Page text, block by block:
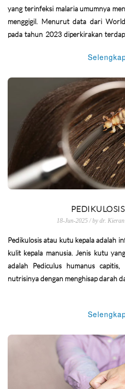
yang terinfeksi malaria umumnya
menggigil. Menurut data dari
pada tahun 2023 diperkirakan
dijumpai pada daerah beriklim tropis
18-Jun-2025 / by dr.
Pedikulosis atau kutu kepala adalah
kulit kepala manusia. Jenis kutu
adalah Pediculus humanus
nutrisinya dengan menghisap darah